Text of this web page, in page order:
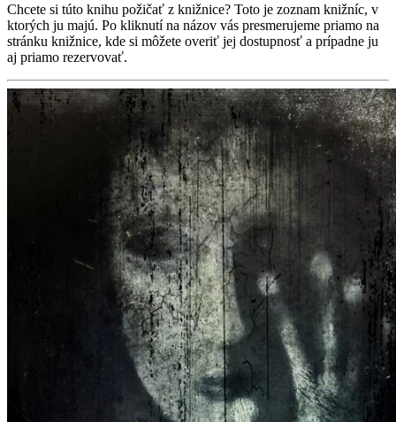
Chcete si túto knihu požičať z knižnice? Toto je zoznam knižníc, v
ktorých ju majú. Po kliknutí na názov vás presmerujeme priamo na
stránku knižnice, kde si môžete overiť jej dostupnosť a prípadne ju
aj priamo rezervovať.